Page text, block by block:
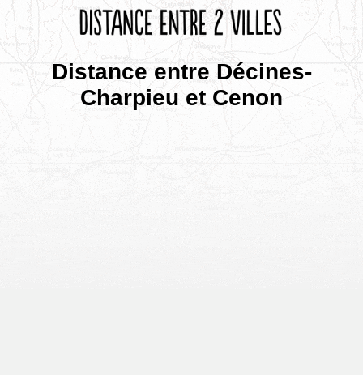
Distance entre Décines-
Charpieu et Cenon